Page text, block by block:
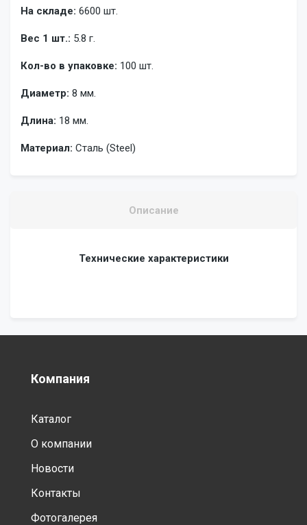
На складе: 6600 шт.
Вес 1 шт.: 5.8 г.
Кол-во в упаковке: 100 шт.
Диаметр: 8 мм.
Длина: 18 мм.
Материал: Сталь (Steel)
Описание
Технические характеристики
Компания
Каталог
О компании
Новости
Контакты
Фотогалерея